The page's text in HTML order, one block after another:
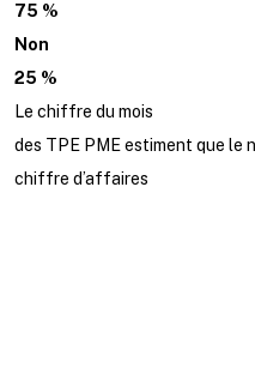
75 %
Non
25 %
Le chiffre du mois
des TPE PME estiment que le
chiffre d’affaires